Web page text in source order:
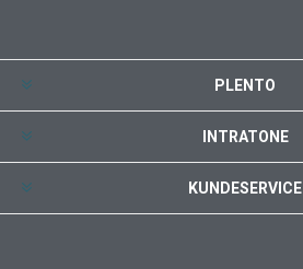
PLENTO
INTRATONE
KUNDESERVICE